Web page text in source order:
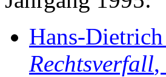
Hans-
Rechtsverfall,